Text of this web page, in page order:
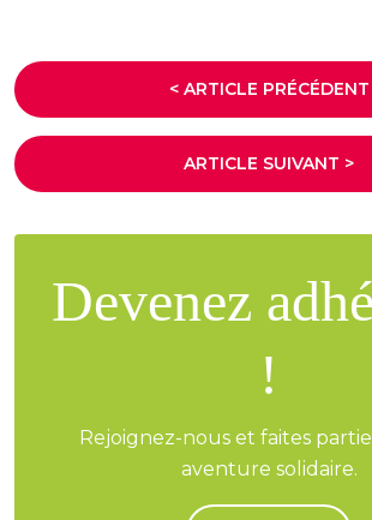
< ARTICLE PRÉCÉDENT
ARTICLE SUIVANT >
Devenez
!
Rejoignez-nous et faites
aventure solidaire.